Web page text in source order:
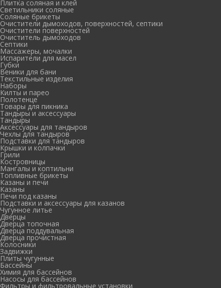
Плитка соляная и клей
Светильники соляные
Соляные брикеты
Очистители дымоходов, поверхностей, септики
Очистители поверхностей
Очиститель дымоходов
Септики
Массажеры, мочалки
Испарители для масел
Губки
Веники для бани
Текстильные изделия
Наборы
Килты и парео
Полотенце
Товары для пикника
Тандыры и аксессуары
Тандыры
Аксессуары для тандыров
Чехлы для тандыров
Подставки для тандыров
Крышки и колпачки
Грили
Костровницы
Мангалы и коптильни
Топливные брикеты
Казаны и печи
Казаны
Печи под казаны
Подставки и аксессуары для казанов
Чугунное литье
Дверцы
Дверца топочная
Дверца поддувальная
Дверца прочистная
Колосники
Задвижки
Плиты чугунные
Бассейны
Химия для бассейнов
Насосы для бассейнов
Фильтры и фильтровальные установки